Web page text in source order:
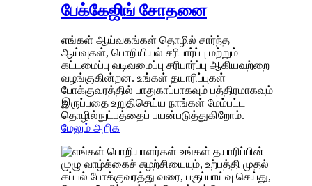
பேக்கேஜிங் சோதனை
எங்கள் ஆய்வகங்கள் தொழில் சார்ந்த
ஆய்வுகள், பொறியியல் சரிபார்ப்பு மற்றும்
கட்டமைப்பு வடிவமைப்பு சரிபார்ப்பு ஆகியவற்றை
வழங்குகின்றன. உங்கள் தயாரிப்புகள்
போக்குவரத்தில் பாதுகாப்பாகவும் பத்திரமாகவும்
இருப்பதை உறுதிசெய்ய நாங்கள் மேம்பட்ட
தொழில்நுட்பத்தைப் பயன்படுத்துகிறோம்.
மேலும் அறிக